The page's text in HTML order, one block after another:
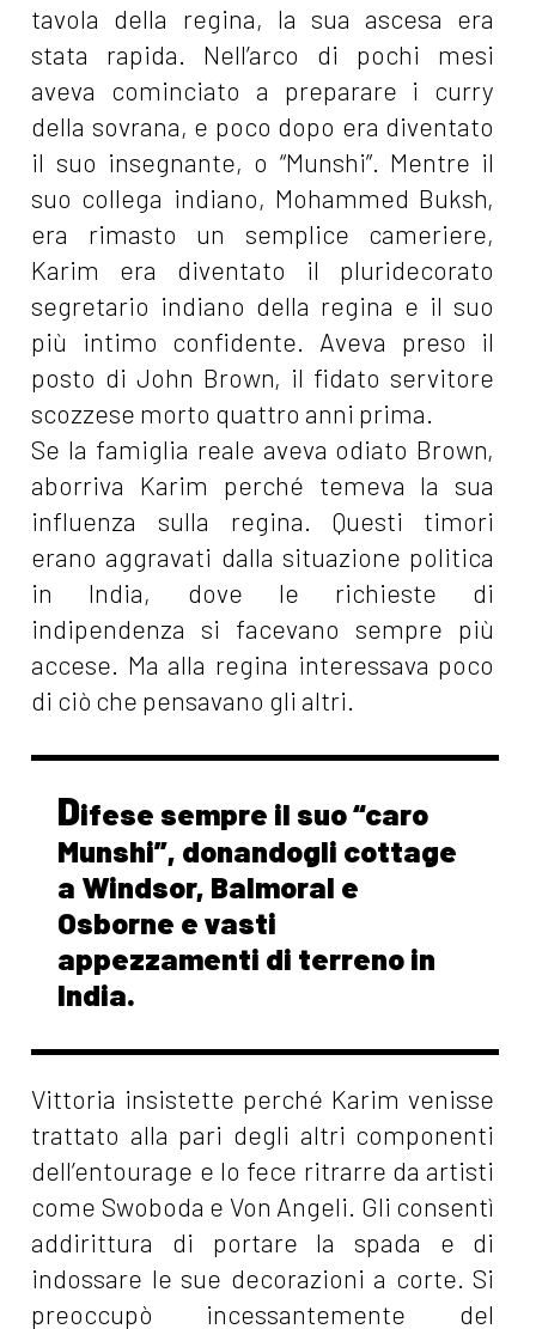
tavola della regina, la sua ascesa era
stata rapida. Nell’arco di pochi mesi
aveva cominciato a preparare i curry
della sovrana, e poco dopo era diventato
il suo insegnante, o “Munshi”. Mentre il
suo collega indiano, Mohammed Buksh,
era rimasto un semplice cameriere,
Karim era diventato il pluridecorato
segretario indiano della regina e il suo
più intimo confidente. Aveva preso il
posto di John Brown, il fidato servitore
scozzese morto quattro anni prima.
Se la famiglia reale aveva odiato Brown,
aborriva Karim perché temeva la sua
influenza sulla regina. Questi timori
erano aggravati dalla situazione politica
in India, dove le richieste di
indipendenza si facevano sempre più
accese. Ma alla regina interessava poco
di ciò che pensavano gli altri.
Difese sempre il suo “caro
Munshi”, donandogli cottage
a Windsor, Balmoral e
Osborne e vasti
appezzamenti di terreno in
India.
Vittoria insistette perché Karim venisse
trattato alla pari degli altri componenti
dell’entourage e lo fece ritrarre da artisti
come Swoboda e Von Angeli. Gli consentì
addirittura di portare la spada e di
indossare le sue decorazioni a corte. Si
preoccupò incessantemente del